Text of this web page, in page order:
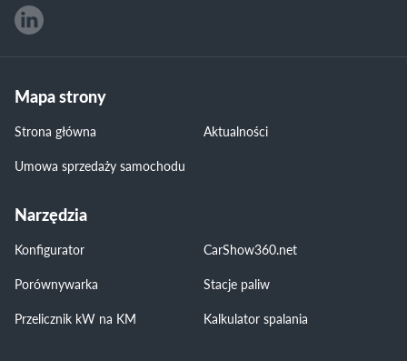
Mapa strony
Strona główna
Aktualności
Umowa sprzedaży samochodu
Narzędzia
Konfigurator
CarShow360.net
Porównywarka
Stacje paliw
Przelicznik kW na KM
Kalkulator spalania